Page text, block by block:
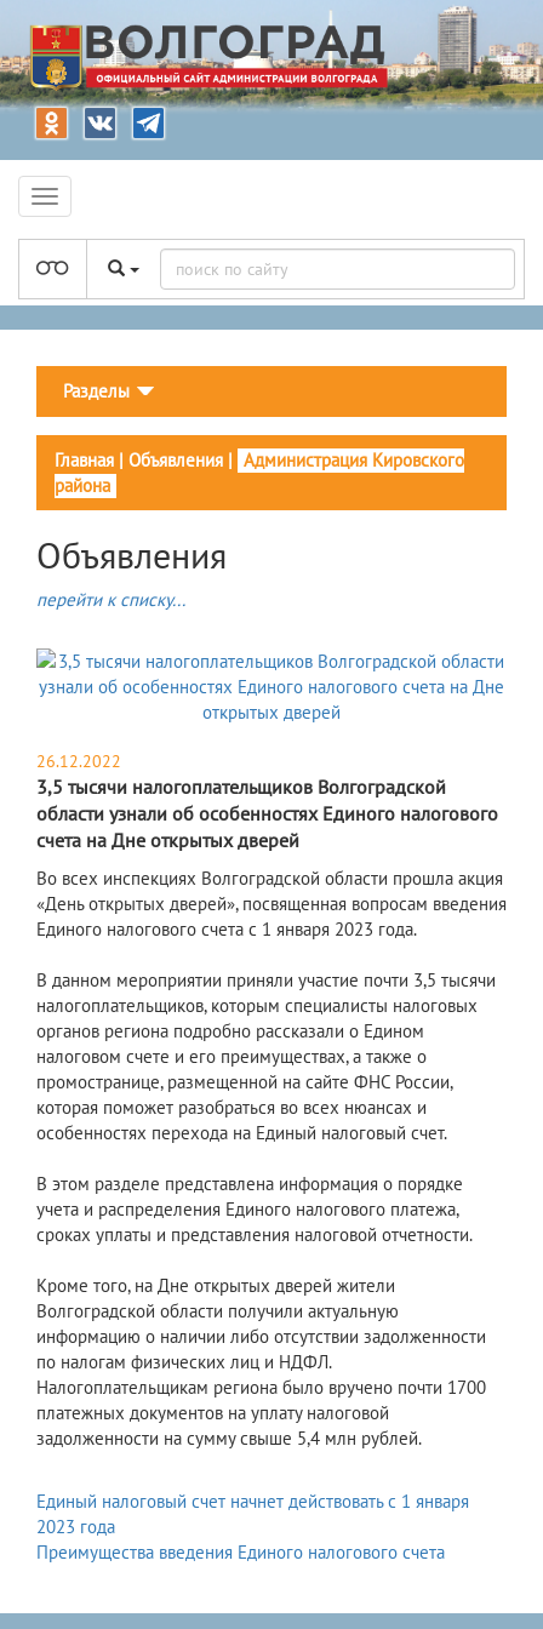
Разделы
Главная | Объявления | Администрация Кировского
района
Объявления
перейти к списку...
26.12.2022
3,5 тысячи налогоплательщиков Волгоградской
области узнали об особенностях Единого налогового
счета на Дне открытых дверей
Во всех инспекциях Волгоградской области прошла акция
«День открытых дверей», посвященная вопросам введения
Единого налогового счета с 1 января 2023 года.
В данном мероприятии приняли участие почти 3,5 тысячи
налогоплательщиков, которым специалисты налоговых
органов региона подробно рассказали о Едином
налоговом счете и его преимуществах, а также о
промостранице, размещенной на сайте ФНС России,
которая поможет разобраться во всех нюансах и
особенностях перехода на Единый налоговый счет.
В этом разделе представлена информация о порядке
учета и распределения Единого налогового платежа,
сроках уплаты и представления налоговой отчетности.
Кроме того, на Дне открытых дверей жители
Волгоградской области получили актуальную
информацию о наличии либо отсутствии задолженности
по налогам физических лиц и НДФЛ.
Налогоплательщикам региона было вручено почти 1700
платежных документов на уплату налоговой
задолженности на сумму свыше 5,4 млн рублей.
Единый налоговый счет начнет действовать с 1 января
2023 года
Преимущества введения Единого налогового счета